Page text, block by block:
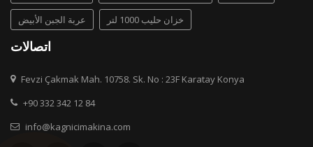
عربة الجبن الأبيض خزان حليب 1000 لتر
اتصالات
Fevzi Çakmak Mah. 10758. Sk. No : 23F Karatay Konya
+90 332 342 12 84
info@kagnicimakina.com